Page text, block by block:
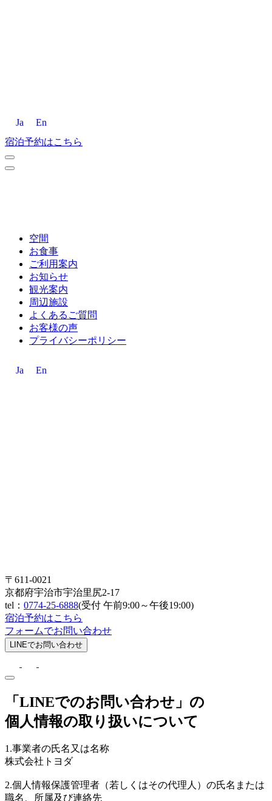
Ja
En
宿泊予約はこちら
空間
お食事
ご利用案内
お知らせ
観光案内
周辺施設
よくあるご質問
お客様の声
プライバシーポリシー
Ja En
〒611-0021
京都府宇治市宇治里尻2-17
tel： 0774-25-6888(受付 午前9:00～午後19:00)
宿泊予約はこちら
フォームでお問い合わせ
LINEでお問い合わせ
「LINEでのお問い合わせ」の
個人情報の取り扱いについて
1.事業者の氏名又は名称
株式会社トヨダ
2.個人情報保護管理者（若しくはその代理人）の氏名または
職名、所属及び連絡先